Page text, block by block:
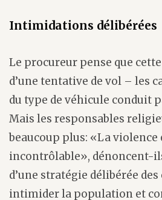
Intimidations délibérées
Le procureur pense que
d’une tentative de vol – les
du type de véhicule conduit
Mais les responsables
beaucoup plus: «La violence
incontrôlable», dénoncent-
d’une stratégie délibérée
intimider la population et